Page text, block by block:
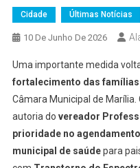
Cidade Últimas Notícias
10 De Junho De 2026
Uma importante medida
fortalecimento das famílias
Câmara Municipal de Marília.
autoria do vereador
prioridade no
municipal de saúdepara